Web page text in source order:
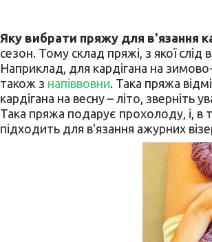
Яку вибрати пряжу для в'язання
сезон. Тому склад пряжі, з якої
Наприклад, для кардігана на
також з напіввовни. Така пряжа
кардігана на весну – літо, зверніть
Така пряжа подарує прохолоду, і,
підходить для в'язання ажурних